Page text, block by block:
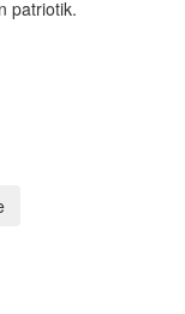
patriotik.